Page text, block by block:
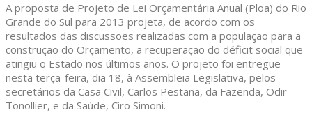
A proposta de Projeto de Lei Orçamentária Anual (Ploa) do Rio
Grande do Sul para 2013 projeta, de acordo com os
resultados das discussões realizadas com a população para a
construção do Orçamento, a recuperação do déficit social que
atingiu o Estado nos últimos anos. O projeto foi entregue
nesta terça-feira, dia 18, à Assembleia Legislativa, pelos
secretários da Casa Civil, Carlos Pestana, da Fazenda, Odir
Tonollier, e da Saúde, Ciro Simoni.